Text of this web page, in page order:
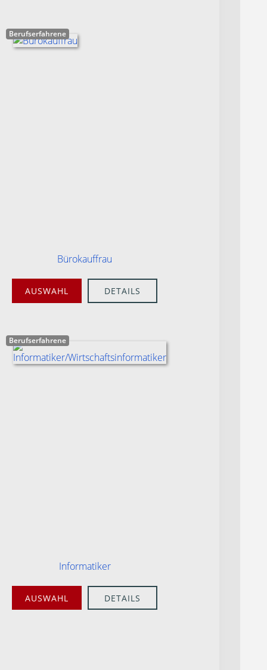
Berufserfahrene
Bürokauffrau
AUSWAHL DETAILS
Berufserfahrene
Informatiker
AUSWAHL DETAILS